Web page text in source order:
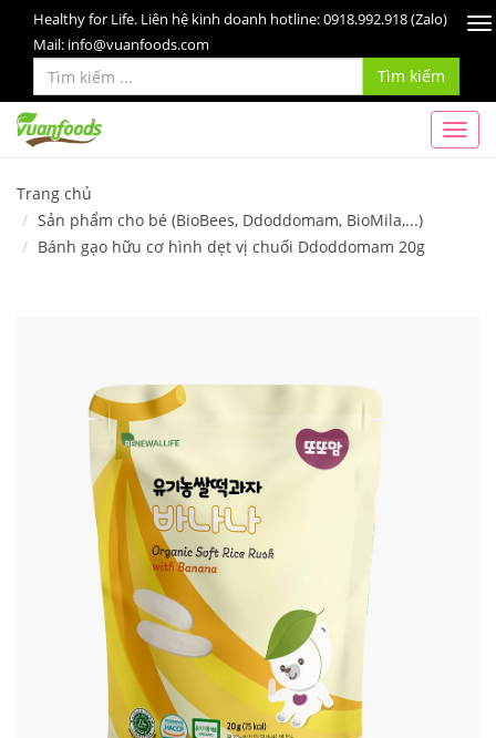
Healthy for Life. Liên hệ kinh doanh hotline: 0918.992.918 (Zalo)
Mail: info@vuanfoods.com
Tìm kiếm
Trang chủ
Sản phẩm cho bé (BioBees, Ddoddomam, BioMila,...)
Bánh gạo hữu cơ hình dẹt vị chuối Ddoddomam 20g